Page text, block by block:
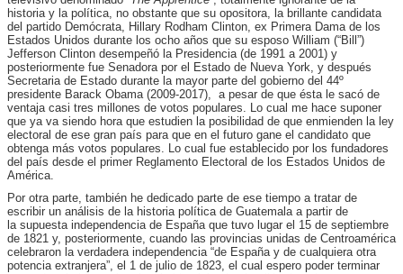
historia y la política, no obstante que su opositora, la brillante candidata
del partido Demócrata, Hillary Rodham Clinton, ex Primera Dama de los
Estados Unidos durante los ocho años que su esposo William (“Bill”)
Jefferson Clinton desempeñó la Presidencia (de 1991 a 2001) y
posteriormente fue Senadora por el Estado de Nueva York, y después
Secretaria de Estado durante la mayor parte del gobierno del 44º
presidente Barack Obama (2009-2017), a pesar de que ésta le sacó de
ventaja casi tres millones de votos populares. Lo cual me hace suponer
que ya va siendo hora que estudien la posibilidad de que enmienden la ley
electoral de ese gran país para que en el futuro gane el candidato que
obtenga más votos populares. Lo cual fue establecido por los fundadores
del país desde el primer Reglamento Electoral de los Estados Unidos de
América.
Por otra parte, también he dedicado parte de ese tiempo a tratar de
escribir un análisis de la historia política de Guatemala a partir de
la supuesta independencia de España que tuvo lugar el 15 de septiembre
de 1821 y, posteriormente, cuando las provincias unidas de Centroamérica
celebraron la verdadera independencia “de España y de cualquiera otra
potencia extranjera”, el 1 de julio de 1823, el cual espero poder terminar